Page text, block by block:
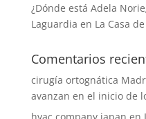
¿Dónde está Adela
Laguardia en La Casa
Comentarios
cirugía ortognática
avanzan en el inicio de